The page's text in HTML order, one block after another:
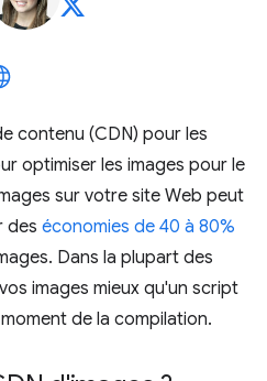
contenu (CDN) pour les
optimiser les images pour le
sur votre site Web peut
des économies de 40 à 80%
Dans la plupart des
images mieux qu'un script
de la compilation.